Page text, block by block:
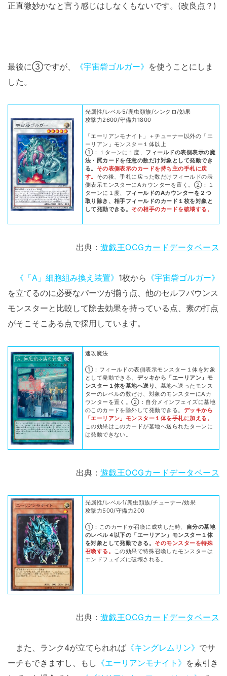
正直微妙かなと言う感じはしなくもないです。(改良点？)
最後に③ですが、 《宇宙砦ゴルガー》 を使うことにしま
した。
光属性/レベル5/爬虫類族/シンクロ/効果
攻撃力2600/守備力1800
「エーリアンモナイト」＋チューナー以外の「エ
ーリアン」モンスター１体以上
①：１ターンに１度、 フィールドの表側表示の魔
法・罠カードを任意の数だけ対象として発動でき
る。
その表側表示のカードを持ち主の手札に戻
す。
その後、手札に戻った数だけフィールドの表
側表示モンスターにAカウンターを置く。②：１
ターンに１度、 フィールドのAカウンターを２つ
取り除き、相手フィールドのカード１枚を対象と
して発動できる。 その相手のカードを破壊する。
出典： 遊戯王OCGカードデータベース
《「A」細胞組み換え装置》 1枚から 《宇宙砦ゴルガー》
を立てるのに必要なパーツが揃う点、他のセルフバウンス
モンスターと比較して除去効果を持っている点、素の打点
がそこそこある点で採用しています。
速攻魔法
①：フィールドの表側表示モンスター１体を対象
として発動できる。 デッキから「エーリアン」モ
ンスター１体を墓地へ送り、 墓地へ送ったモンス
ターのレベルの数だけ、対象のモンスターにAカ
ウンターを置く。②：自分メインフェイズに墓地
のこのカードを除外して発動できる。 デッキから
「エーリアン」モンスター１体を手札に加える。
この効果はこのカードが墓地へ送られたターンに
は発動できない。
出典： 遊戯王OCGカードデータベース
光属性/レベル1/爬虫類族/チューナー/効果
攻撃力500/守備力200
①：このカードが召喚に成功した時、 自分の墓地
のレベル４以下の「エーリアン」モンスター１体
を対象として発動できる。 そのモンスターを特殊
召喚する。 この効果で特殊召喚したモンスターは
エンドフェイズに破壊される。
出典： 遊戯王OCGカードデータベース
また、ランク4が立てられれば 《キングレムリン》 でサ
ーチもできますし、もし 《エーリアンモナイト》 を素引き